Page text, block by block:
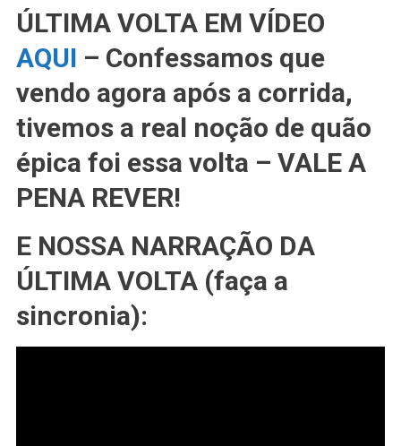
ÚLTIMA VOLTA EM VÍDEO
AQUI – Confessamos que
vendo agora após a corrida,
tivemos a real noção de quão
épica foi essa volta – VALE A
PENA REVER!
E NOSSA NARRAÇÃO DA
ÚLTIMA VOLTA (faça a
sincronia):